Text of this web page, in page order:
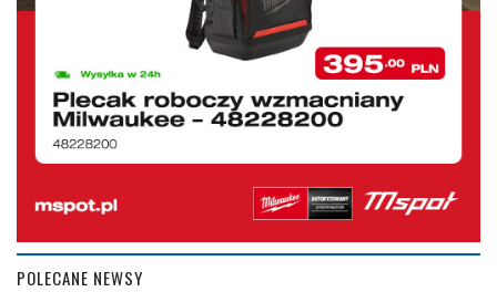
POLECANE NEWSY